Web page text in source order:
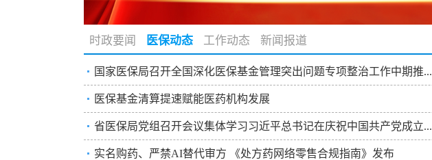
时政要闻 医保动态 工作动态 新闻报道
国家医保局召开全国深化医保基金管理突出问题专项整治工作中期推...
医保基金清算提速赋能医药机构发展
省医保局党组召开会议集体学习习近平总书记在庆祝中国共产党成立...
实名购药、严禁AI替代审方 《处方药网络零售合规指南》发布
医疗救助情况
医疗保险待遇水平...
定点医疗机构 双通道药店查询
双通道药品查询 医药招采